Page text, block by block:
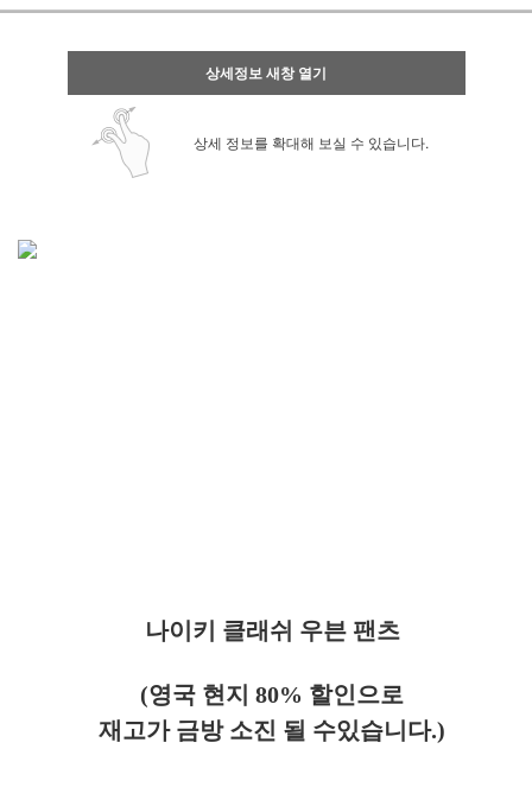
상세정보 새창 열기
상세 정보를 확대해 보실 수 있습니다.
나이키 클래쉬 우븐 팬츠
(영국 현지 80% 할인으로
재고가 금방 소진 될 수있습니다.)